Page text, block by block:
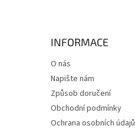
INFORMACE
O nás
Napište nám
Způsob doručení
Obchodní podmínky
Ochrana osobních údajů